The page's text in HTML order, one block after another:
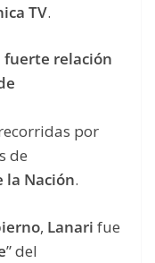
TV.
fuerte relación
por
de
la Nación.
, Lanari fue
” del